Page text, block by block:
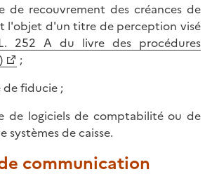
de recouvrement des créances de
l'objet d'un titre de perception visé
252 A du livre des procédures
;
de fiducie ;
de logiciels de comptabilité ou de
systèmes de caisse.
communication